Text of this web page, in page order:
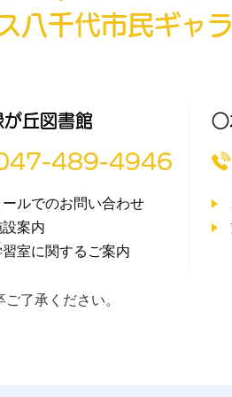
八千代市民ギャ
丘図書館
489-4946
ールでのお問い合わせ
案内
習室に関するご案内
○
了承ください。